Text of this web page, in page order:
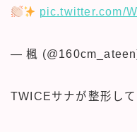
pic.twitter.com/
— 楓
TWICEサナが整形して